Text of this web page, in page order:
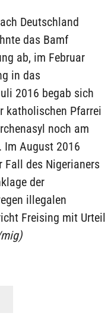
Deutschland
das Bamf
ab, im Februar
in das
2016 begab sich
katholischen Pfarrei
noch am
Im August 2016
Fall des Nigerianers
der
illegalen
Freising mit Urteil